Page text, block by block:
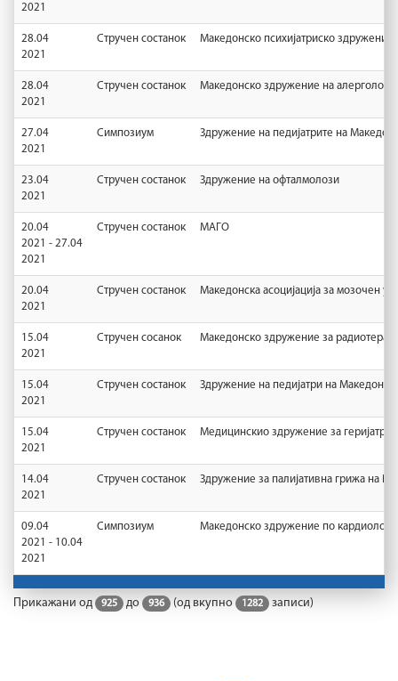
2021
28.04
2021
Стручен состанок Македонско психијатриско здружение
28.04
2021
Стручен состанок Македонско здружение на
27.04
2021
Симпозиум Здружение на педијатрите на
23.04
2021
Стручен состанок Здружение на офталмолози
20.04
2021 - 27.04
2021
Стручен состанок МАГО
20.04
2021
Стручен состанок Македонска асоцијација за мозочен
15.04
2021
Стручен сосанок Македонско здружение за
15.04
2021
Стручен состанок Здружение на педијатри на Македонија
15.04
2021
Стручен состанок Медицинскио здружение за
14.04
2021
Стручен состанок Здружение за палијативна грижа на
09.04
2021 - 10.04
2021
Симпозиум Македонско здружение по
Прикажани од 925 до 936 (од вкупно 1282 записи)